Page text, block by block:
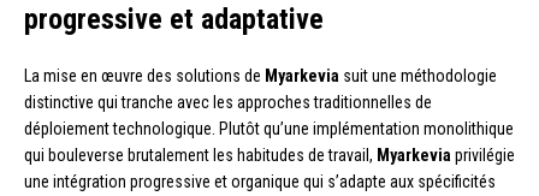
progressive et adaptative
La mise en œuvre des solutions de Myarkevia suit une méthodologie
distinctive qui tranche avec les approches traditionnelles de
déploiement technologique. Plutôt qu’une implémentation monolithique
qui bouleverse brutalement les habitudes de travail, Myarkevia privilégie
une intégration progressive et organique qui s’adapte aux spécificités